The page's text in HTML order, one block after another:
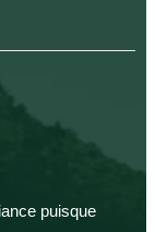
puisque